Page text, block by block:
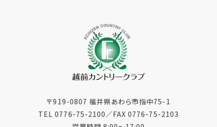
〒919-0807 福井県あわら市指中75-1
TEL 0776-75-2100／FAX 0776-75-2103